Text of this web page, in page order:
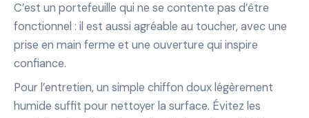
C’est un portefeuille qui ne se contente pas d’être
fonctionnel : il est aussi agréable au toucher, avec une
prise en main ferme et une ouverture qui inspire
confiance.
Pour l’entretien, un simple chiffon doux légèrement
humide suffit pour nettoyer la surface. Évitez les